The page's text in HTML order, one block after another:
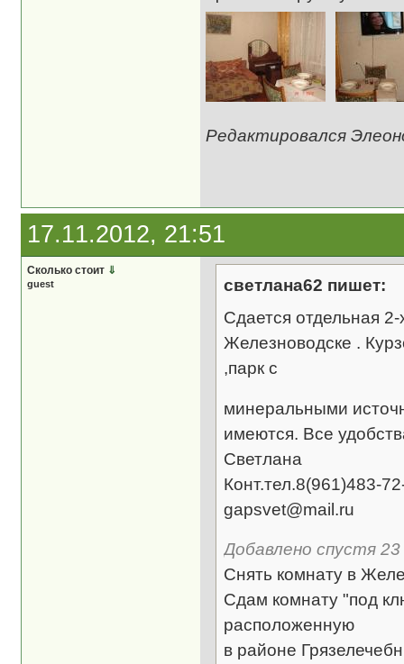
Редактировался
17.11.2012, 21:51
Сколько стоит ⇓
guest
светлана62 пишет:
Сдается отдельная
Железноводске .
,парк с
минеральными
имеются. Все
Светлана
Конт.тел.8(961)483-
gapsvet@mail.ru
Добавлено спустя 23
Снять комнату в
Сдам комнату "под
расположенную
в районе